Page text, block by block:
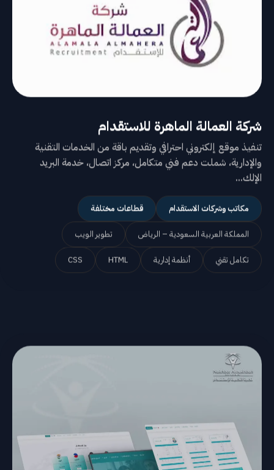
شركة العمالة الماهرة للاستقدام
تنفيذ موقع إلكتروني احترافي وتقديم باقة من الخدمات التقنية
والإدارية، شملت دعم فني متكامل، مركز اتصال، خدمة البريد
الإلك...
مكاتب وشركات الاستقدام قطاعات مختلفة
المملكة العربية السعودية – الرياض تطوير الويب
تكامل تقني أنظمة إدارية HTML
CSS